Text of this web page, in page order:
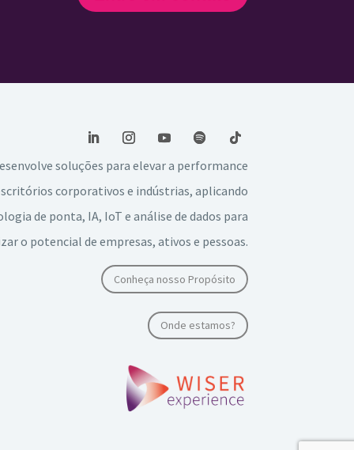
soluções para elevar a performance
corporativos e indústrias, aplicando
de ponta, IA, IoT e análise de dados para
o potencial de empresas, ativos e pessoas.
Conheça nosso Propósito
Onde estamos?